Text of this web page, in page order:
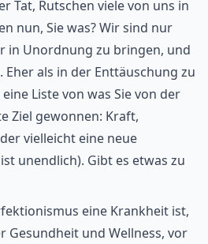
Tat, Rutschen viele von uns in
nun, Sie was? Wir sind nur
in Unordnung zu bringen, und
als in der Enttäuschung zu
Liste von was Sie von der
Ziel gewonnen: Kraft,
vielleicht eine neue
unendlich). Gibt es etwas zu
eine Krankheit ist,
Gesundheit und Wellness, vor